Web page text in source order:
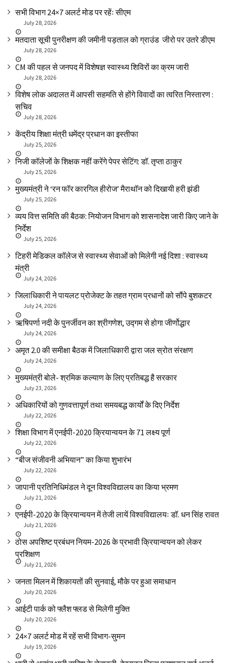
सभी विभाग 24×7 अलर्ट मोड पर रहेंः सीएम
July 28, 2026
मतदाता सूची पुनरीक्षण की जमीनी पड़ताल को ग्राउंड जीरो पर उतरे डीएम
July 28, 2026
CM की पहल से जनपद में विशेषज्ञ स्वास्थ्य शिविरों का क्रम जारी
July 28, 2026
विशेष लोक अदालत में आपसी सहमति से होंगे विवादों का त्वरित निस्तारण :
सचिव
July 28, 2026
केंद्रीय शिक्षा मंत्री धमेंद्र प्रधान का इस्तीफा
July 25, 2026
निजी कॉलेजों के शिक्षक नहीं करेंगे पेपर सेटिंग: डॉ. तृप्ता ठाकुर
July 25, 2026
मुख्यमंत्री ने ‘रन फॉर कारगिल हीरोज’ मैराथॉन को दिखायी हरी झंडी
July 25, 2026
व्यय वित्त समिति की बैठक: नियोजन विभाग को शासनादेश जारी किए जाने के
निर्देश
July 25, 2026
टिहरी मेडिकल कॉलेज से स्वास्थ्य सेवाओं को मिलेगी नई दिशा : स्वास्थ्य
मंत्री
July 24, 2026
जिलाधिकारी ने पायलट प्रोजेक्ट के तहत ग्राम प्रधानों को सौंपे बुशकटर
July 24, 2026
ऋषिपर्णा नदी के पुनर्जीवन का श्रीगणेश, उद्गम से होगा जीर्णोद्धार
July 24, 2026
अमृत 2.0 की समीक्षा बैठक में जिलाधिकारी द्वारा जल स्रोत संरक्षण
July 24, 2026
मुख्यमंत्री बोले- श्रमिक कल्याण के लिए प्रतिबद्ध है सरकार
July 23, 2026
अधिकारियों को गुणवत्तापूर्ण तथा समयबद्ध कार्यों के दिए निर्देश
July 22, 2026
शिक्षा विभाग में एनईपी-2020 क्रियान्वयन के 71 लक्ष्य पूर्ण
July 22, 2026
“बीज संजीवनी अभियान” का किया शुभारंभ
July 22, 2026
जापानी प्रतिनिधिमंडल ने दून विश्वविद्यालय का किया भ्रमण
July 21, 2026
एनईपी-2020 के क्रियान्वयन में तेजी लायें विश्वविद्यालयः डॉ. धन सिंह रावत
July 21, 2026
ठोस अपशिष्ट प्रबंधन नियम-2026 के प्रभावी क्रियान्वयन को लेकर
प्रशिक्षण
July 21, 2026
जनता मिलन में शिकायतों की सुनवाई, मौके पर हुआ समाधान
July 20, 2026
आईटी पार्क को फ्लैश फ्लड से मिलेगी मुक्ति
July 20, 2026
24×7 अलर्ट मोड में रहें सभी विभाग-सुमन
July 19, 2026